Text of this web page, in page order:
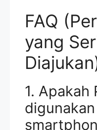
FAQ
yang
1. Apakah